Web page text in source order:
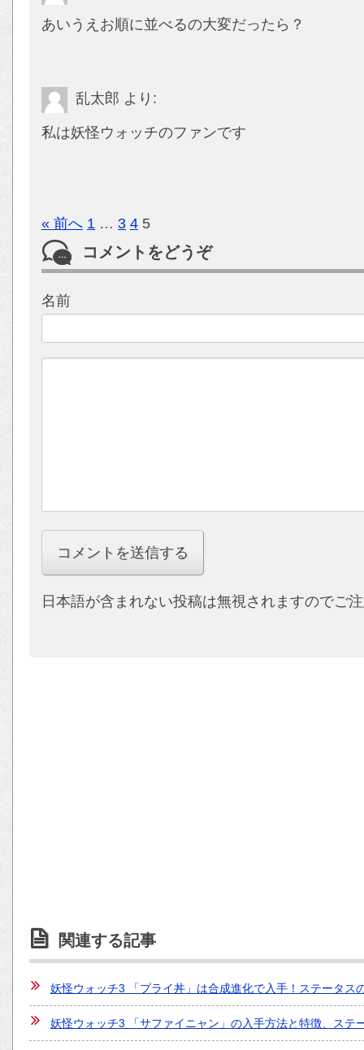
あいうえお順に並べるの大変だったら？
乱太郎 より:
私は妖怪ウォッチのファンです
« 前へ 1 … 3 4 5
コメントをどうぞ
名前
日本語が含まれない投稿は無視されますのでご
関連する記事
妖怪ウォッチ3 「プライ丼」は合成進化で入手！ステータス
妖怪ウォッチ3 「サファイニャン」の入手方法と特徴、ステ